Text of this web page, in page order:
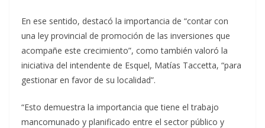
En ese sentido, destacó la importancia de “contar con
una ley provincial de promoción de las inversiones que
acompañe este crecimiento”, como también valoró la
iniciativa del intendente de Esquel, Matías Taccetta, “para
gestionar en favor de su localidad”.
“Esto demuestra la importancia que tiene el trabajo
mancomunado y planificado entre el sector público y